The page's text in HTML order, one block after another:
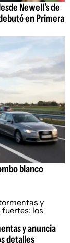
Newell's de
en Primera
blanco
y anuncia
detalles